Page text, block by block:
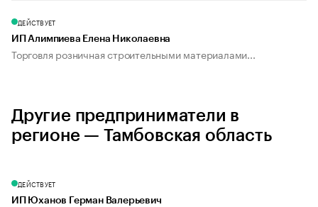
ДЕЙСТВУЕТ
ИП Алимпиева Елена Николаевна
Торговля розничная строительными материалами...
Другие предприниматели в
регионе — Тамбовская область
ДЕЙСТВУЕТ
ИП Юханов Герман Валерьевич